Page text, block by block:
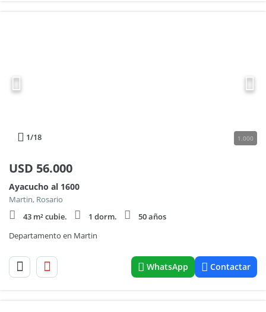
1/18 1.000
USD 56.000
Ayacucho al 1600
Martin, Rosario
43 m² cubie.
1 dorm.
50 años
Departamento en Martin
WhatsApp Contactar